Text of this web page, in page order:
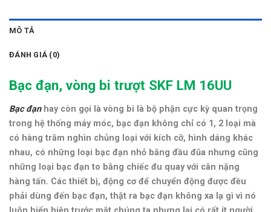
MÔ TẢ
ĐÁNH GIÁ (0)
Bạc đạn, vòng bi trượt SKF LM 16UU
Bạc đạn hay còn gọi là vòng bi là bộ phận cực kỳ quan trọng
trong hệ thống máy móc, bạc đạn không chỉ có 1, 2 loại mà
có hàng trăm nghìn chủng loại với kích cỡ, hình dáng khác
nhau, có những loại bạc đạn nhỏ bằng đầu đũa nhưng cũng
những loại bạc đạn to bằng chiếc đu quay với cân nặng
hàng tấn. Các thiết bị, động cơ để chuyển động được đều
phải dùng đến bạc đạn, thật ra bạc đạn không xa lạ gì vì nó